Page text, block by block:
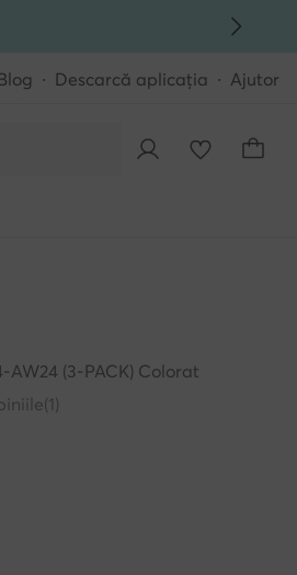
Descarcă aplicația Ajutor
(3-PACK) Colorat
scară de la 1 la 5
(1)